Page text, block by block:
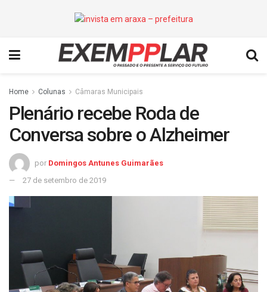
Home Colunas Câmaras Municipais
Plenário recebe Roda de
Conversa sobre o Alzheimer
por Domingos Antunes Guimarães
27 de setembro de 2019